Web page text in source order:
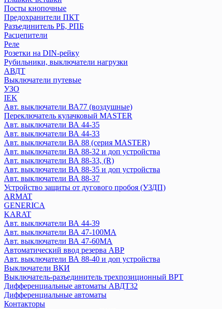
Systeme Electric
CITY9
Systeme9
Контакторы
Texenergo
Реле времени
Авт. выкл AE
Авт. выкл BA
Контактор КМИ
Плавкая вставка ПН2
Пускатель магнитный
КЭАЗ
Выключатель нагрузки
Авт. выключатели
Блоки автоматического ввода резерва
Контакторы
Кулачковые переключатели
Переключатели нагрузки
Плавкие вставки
Посты кнопочные
Предохранители ПКТ
Разъединитель РБ, РПБ
Расцепители
Реле
Розетки на DIN-рейку
Рубильники, выключатели нагрузки
АВДТ
Посты кнопочные
Предохранители ПКТ
Разъединитель РБ, РПБ
Расцепители
Реле
Розетки на DIN-рейку
Рубильники, выключатели нагрузки
АВДТ
Выключатели путевые
УЗО
IEK
Авт. выключатели ВА77 (воздушные)
Переключатель кулачковый MASTER
Авт. выключатели ВА 44-35
Авт. выключатели ВА 44-33
Авт. выключатели ВА 88 (серия MASTER)
Авт. выключатели ВА 88-32 и доп устройства
Авт. выключатели ВА 88-33, (R)
Авт. выключатели ВА 88-35 и доп устройства
Авт. выключатели ВА 88-37
Устройство защиты от дугового пробоя (УЗДП)
ARMAT
GENERICA
KARAT
Авт. выключатели ВА 44-39
Авт. выключатели ВА 47-100MA
Авт. выключатели ВА 47-60MA
Автоматический ввод резерва АВР
Авт. выключатели ВА 88-40 и доп устройства
Выключатели ВКИ
Выключатель-разъединитель трехпозиционный ВРТ
Дифференциальные автоматы АВДТ32
Дифференциальные автоматы
Контакторы